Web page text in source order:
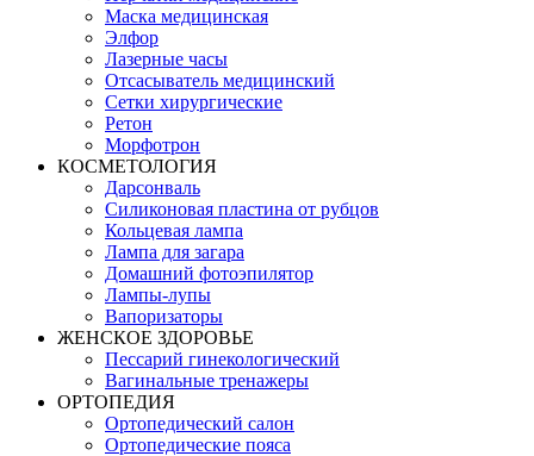
Маска медицинская
Элфор
Лазерные часы
Отсасыватель медицинский
Сетки хирургические
Ретон
Морфотрон
КОСМЕТОЛОГИЯ
Дарсонваль
Силиконовая пластина от рубцов
Кольцевая лампа
Лампа для загара
Домашний фотоэпилятор
Лампы-лупы
Вапоризаторы
ЖЕНСКОЕ ЗДОРОВЬЕ
Пессарий гинекологический
Вагинальные тренажеры
ОРТОПЕДИЯ
Ортопедический салон
Ортопедические пояса